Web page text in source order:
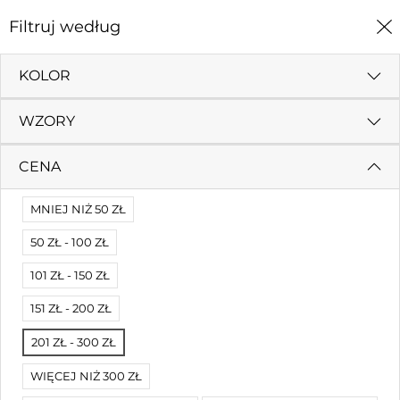
0
Strona Główna
I KOMUNIA
Filtruj według
Brak wyników
Nie mogliśmy znaleźć dopasowania.
Spróbuj innych filtrów.
Filtruj według
KOLOR
WZORY
CENA
MNIEJ NIŻ 50 ZŁ
50 ZŁ - 100 ZŁ
101 ZŁ - 150 ZŁ
151 ZŁ - 200 ZŁ
201 ZŁ - 300 ZŁ
WIĘCEJ NIŻ 300 ZŁ